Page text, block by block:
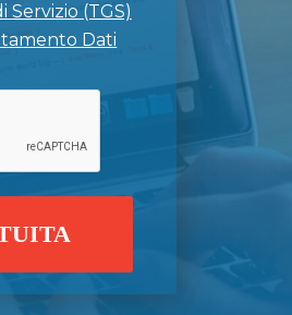
Servizio (TGS)
Dati